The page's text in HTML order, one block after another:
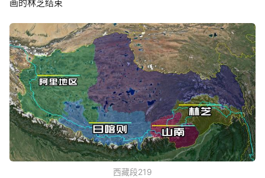
画的林芝结束
西藏段219